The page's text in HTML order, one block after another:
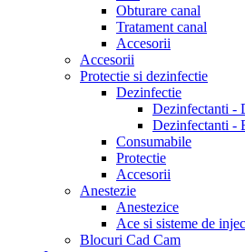
Obturare canal
Tratament canal
Accesorii
Accesorii
Protectie si dezinfectie
Dezinfectie
Dezinfectanti -
Dezinfectanti -
Consumabile
Protectie
Accesorii
Anestezie
Anestezice
Ace si sisteme de
Blocuri Cad Cam